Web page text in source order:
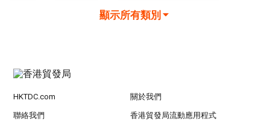
顯示所有類別
HKTDC.com 關於我們
聯絡我們 香港貿發局流動應用程式